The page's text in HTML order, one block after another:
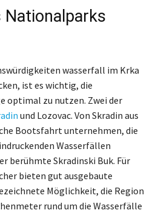
Nationalparks
wasserfall im Krka
ist es wichtig, die
optimal zu nutzen. Zwei der
und Lozovac. Von Skradin aus
Bootsfahrt unternehmen, die
Wasserfällen
berühmte Skradinski Buk. Für
bieten gut ausgebaute
Möglichkeit, die Region
rund um die Wasserfälle